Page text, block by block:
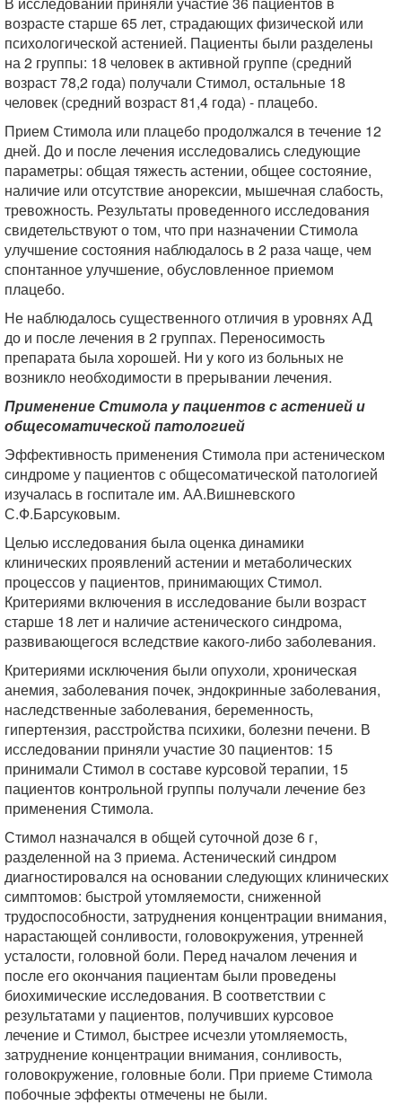
возрасте старше 65 лет, страдающих физической или
психологической астенией. Пациенты были разделены
на 2 группы: 18 человек в активной группе (средний
возраст 78,2 года) получали Стимол, остальные 18
человек (средний возраст 81,4 года) - плацебо.
Прием Стимола или плацебо продолжался в течение 12
дней. До и после лечения исследовались следующие
параметры: общая тяжесть астении, общее состояние,
наличие или отсутствие анорексии, мышечная слабость,
тревожность. Результаты проведенного исследования
свидетельствуют о том, что при назначении Стимола
улучшение состояния наблюдалось в 2 раза чаще, чем
спонтанное улучшение, обусловленное приемом
плацебо.
Не наблюдалось существенного отличия в уровнях АД
до и после лечения в 2 группах. Переносимость
препарата была хорошей. Ни у кого из больных не
возникло необходимости в прерывании лечения.
Применение Стимола у пациентов с астенией и
общесоматической патологией
Эффективность применения Стимола при астеническом
синдроме у пациентов с общесоматической патологией
изучалась в госпитале им. АА.Вишневского
С.Ф.Барсуковым.
Целью исследования была оценка динамики
клинических проявлений астении и метаболических
процессов у пациентов, принимающих Стимол.
Критериями включения в исследование были возраст
старше 18 лет и наличие астенического синдрома,
развивающегося вследствие какого-либо заболевания.
Критериями исключения были опухоли, хроническая
анемия, заболевания почек, эндокринные заболевания,
наследственные заболевания, беременность,
гипертензия, расстройства психики, болезни печени. В
исследовании приняли участие 30 пациентов: 15
принимали Стимол в составе курсовой терапии, 15
пациентов контрольной группы получали лечение без
применения Стимола.
Стимол назначался в общей суточной дозе 6 г,
разделенной на 3 приема. Астенический синдром
диагностировался на основании следующих клинических
симптомов: быстрой утомляемости, сниженной
трудоспособности, затруднения концентрации внимания,
нарастающей сонливости, головокружения, утренней
усталости, головной боли. Перед началом лечения и
после его окончания пациентам были проведены
биохимические исследования. В соответствии с
результатами у пациентов, получивших курсовое
лечение и Стимол, быстрее исчезли утомляемость,
затруднение концентрации внимания, сонливость,
головокружение, головные боли. При приеме Стимола
побочные эффекты отмечены не были.